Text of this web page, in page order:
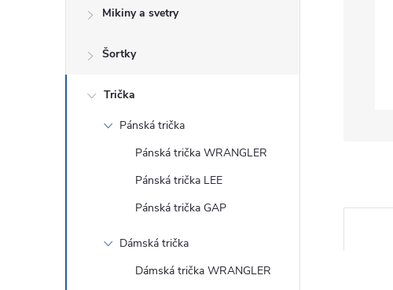
Mikiny a svetry
Šortky
Trička
Pánská trička
Pánská trička WRANGLER
Pánská trička LEE
Pánská trička GAP
Dámská trička
Dámská trička WRANGLER